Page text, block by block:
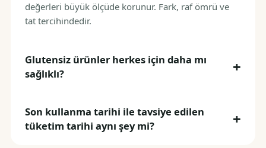
değerleri büyük ölçüde korunur. Fark, raf ömrü ve
tat tercihindedir.
Glutensiz ürünler herkes için daha mı
sağlıklı?
Son kullanma tarihi ile tavsiye edilen
tüketim tarihi aynı şey mi?